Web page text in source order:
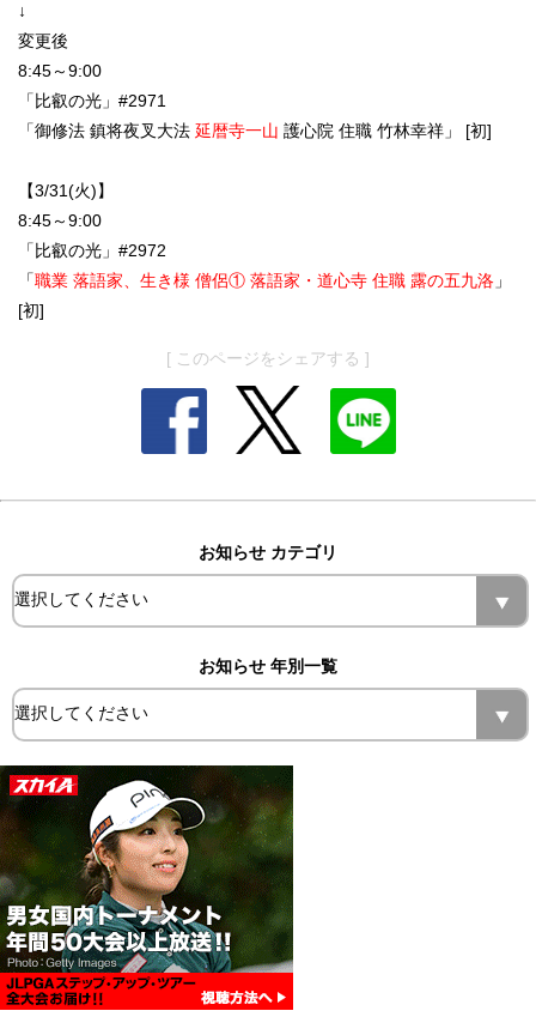
↓
変更後
8:45～9:00
「比叡の光」#2971
「御修法 鎮将夜叉大法 延暦寺一山 護心院 住職 竹林幸祥 」 [初]
【3/31(火)】
8:45～9:00
「比叡の光」#2972
「職業 落語家、生き様 僧侶① 落語家・道心寺 住職 露の五九洛 」
[初]
[ このページをシェアする ]
お知らせ カテゴリ
お知らせ 年別一覧